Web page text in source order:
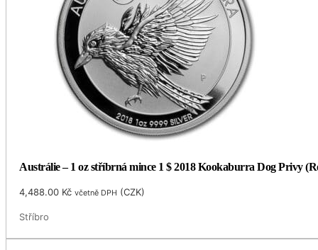
Austrálie – 1 oz stříbrná mince 1 $ 2018 Kookaburra Dog Privy
4,488.00 Kč včetně DPH (CZK)
Stříbro